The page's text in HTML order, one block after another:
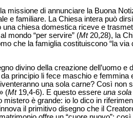
missione di annunciare la Buona
e familiare. La Chiesa intera può
chiesa domestica riceve e
mondo “per servire” (Mt20,28), la
che la famiglia costituiscono “la via
divino della creazione dell’uomo
principio li fece maschio e femmina
una sola carne? Così non
(Mt19,4-6). E questo essere una
è grande: io lo dico in
il primitivo disegno che il